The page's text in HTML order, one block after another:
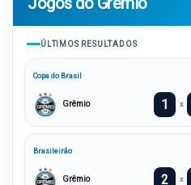
ÚLTIMOS RESULTADOS
Copa do Brasil
Grêmio 1 x
Brasileirão
Grêmio 2 x